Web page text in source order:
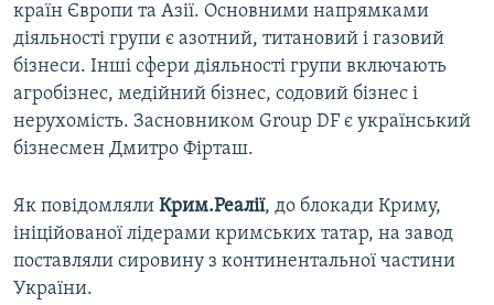
країн Європи та Азії. Основними напрямками
діяльності групи є азотний, титановий і газовий
бізнеси. Інші сфери діяльності групи включають
агробізнес, медійний бізнес, содовий бізнес і
нерухомість. Засновником Group DF є український
бізнесмен Дмитро Фірташ.
Як повідомляли Крим.Реалії, до блокади Криму,
ініційованої лідерами кримських татар, на завод
поставляли сировину з континентальної частини
України.